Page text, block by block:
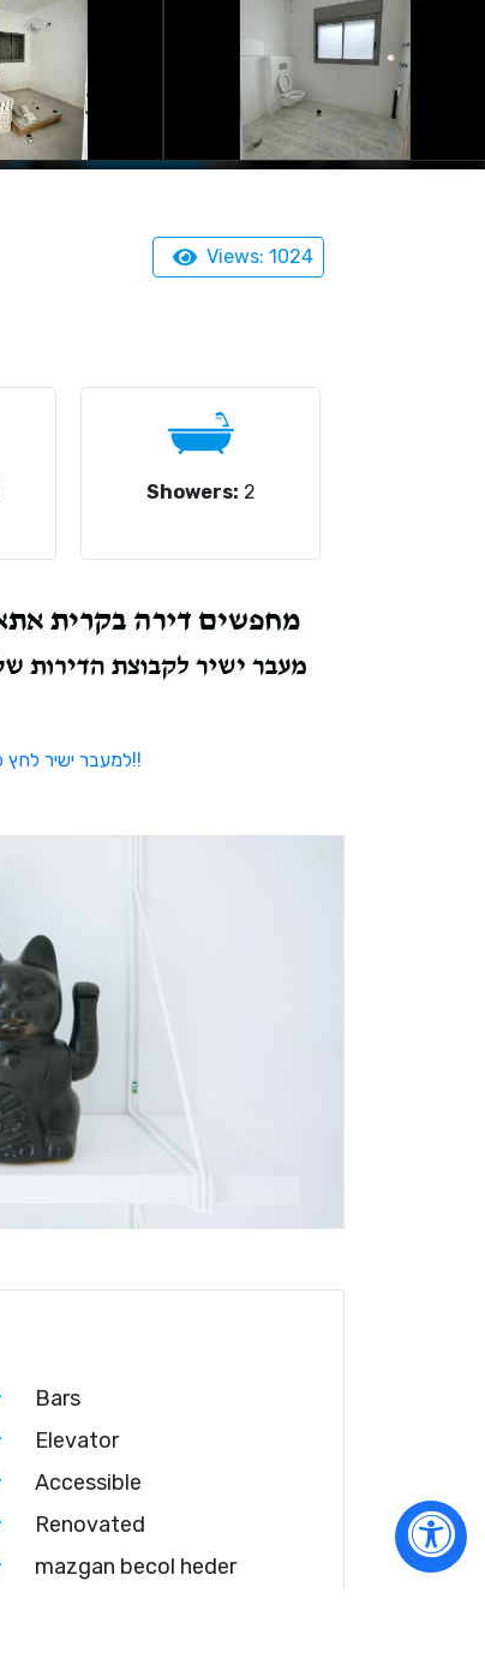
Views: 1024
Showers: 2
למעבר ישיר לחץ כאן!!
Bars
Elevator
Accessible
Renovated
mazgan becol heder